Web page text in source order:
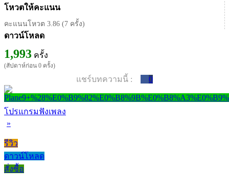
โหวตให้คะแนน
คะแนนโหวต 3.86 (7 ครั้ง)
ดาวน์โหลด
1,993 ครั้ง
(สัปดาห์ก่อน 0 ครั้ง)
แชร์บทความนี้ : 0
โปรแกรมฟังเพลง
»
รีวิว
ดาวน์โหลด
สั่งซื้อ